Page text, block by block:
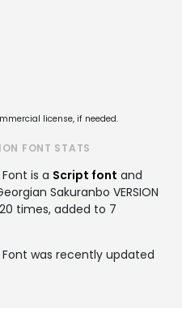
license, if needed.
FONT STATS
is a Script font and
Sakuranbo VERSION
times, added to 7
Font was recently updated